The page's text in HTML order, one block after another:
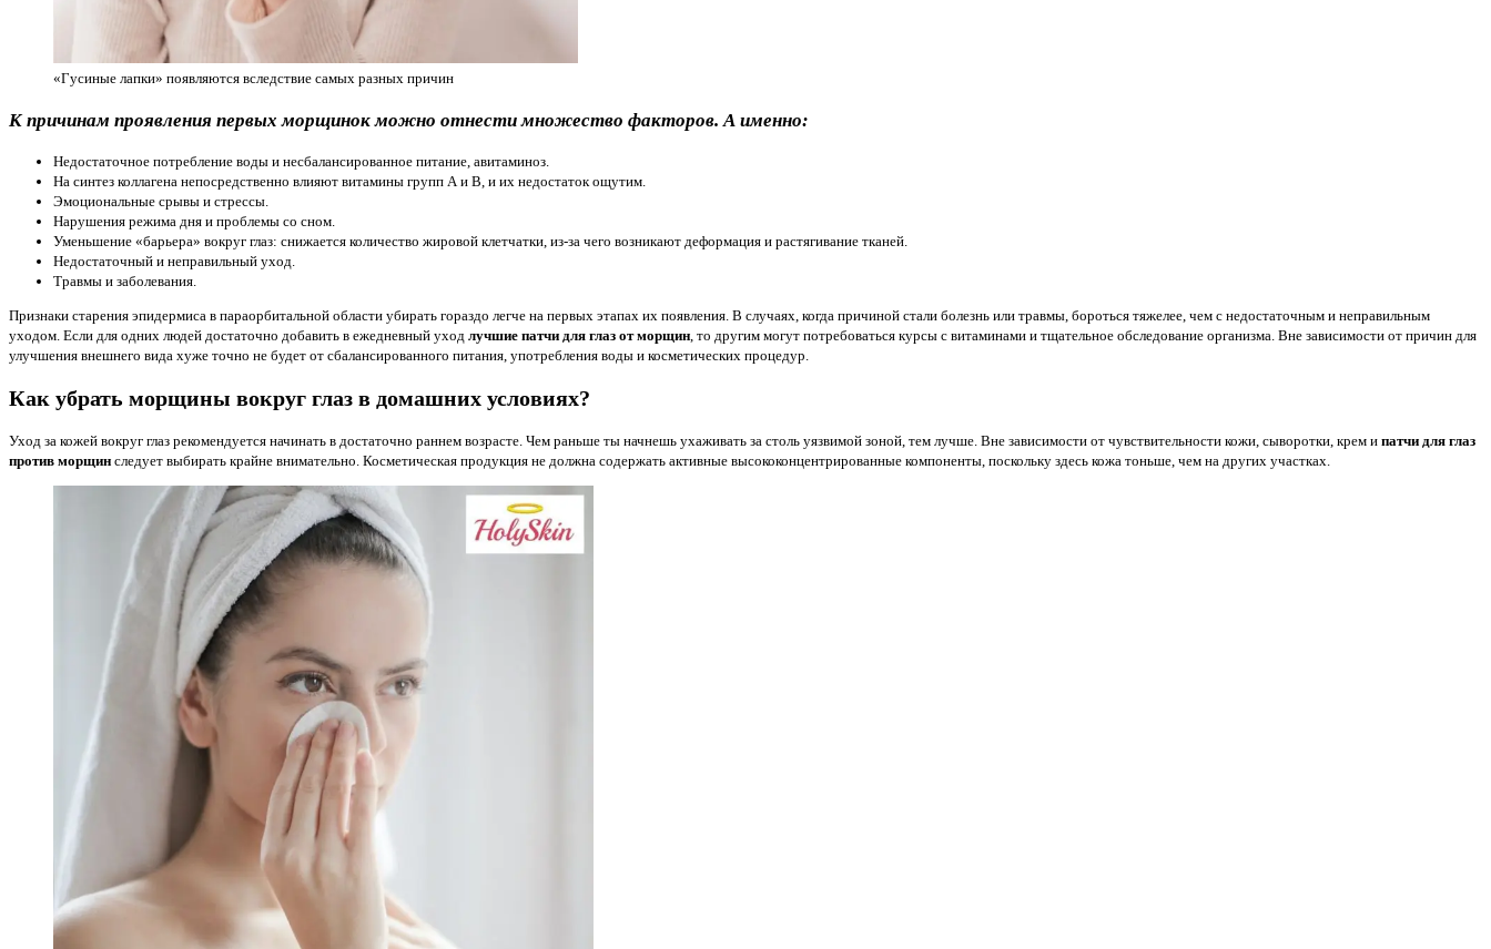
«Гусиные лапки» появляются вследствие самых разных причин
К причинам проявления первых морщинок можно отнести множество факторов. А именно:
Недостаточное потребление воды и несбалансированное питание, авитаминоз.
На синтез коллагена непосредственно влияют витамины групп А и В, и их недостаток ощутим.
Эмоциональные срывы и стрессы.
Нарушения режима дня и проблемы со сном.
Уменьшение «барьера» вокруг глаз: снижается количество жировой клетчатки, из-за чего возникают деформация и растягивание тканей.
Недостаточный и неправильный уход.
Травмы и заболевания.
Признаки старения эпидермиса в параорбитальной области убирать гораздо легче на первых этапах их появления. В случаях, когда причиной стали болезнь или травмы, бороться тяжелее, чем с недостаточным и неправильным
уходом. Если для одних людей достаточно добавить в ежедневный уход лучшие патчи для глаз от морщин , то другим могут потребоваться курсы с витаминами и тщательное обследование организма. Вне зависимости от причин для
улучшения внешнего вида хуже точно не будет от сбалансированного питания, употребления воды и косметических процедур.
Как убрать морщины вокруг глаз в домашних условиях?
Уход за кожей вокруг глаз рекомендуется начинать в достаточно раннем возрасте. Чем раньше ты начнешь ухаживать за столь уязвимой зоной, тем лучше. Вне зависимости от чувствительности кожи, сыворотки, крем и патчи для глаз
против морщин следует выбирать крайне внимательно. Косметическая продукция не должна содержать активные высококонцентрированные компоненты, поскольку здесь кожа тоньше, чем на других участках.